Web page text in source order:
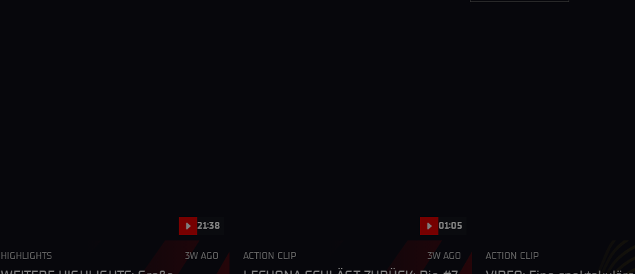
21:38
HIGHLIGHTS 3W AGO
01:05
ACTION CLIP 3W AGO ACTION CLIP